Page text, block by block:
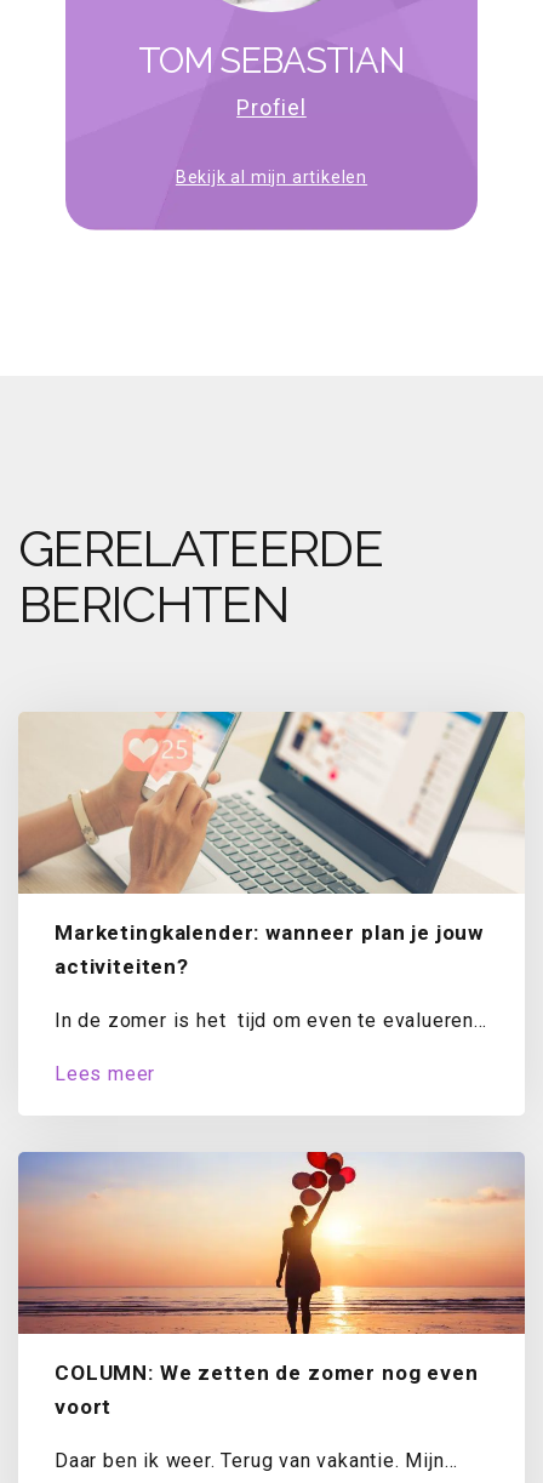
TOM SEBASTIAN
Profiel
Bekijk al mijn artikelen
GERELATEERDE
BERICHTEN
Marketingkalender: wanneer plan je jouw
activiteiten?
In de zomer is het tijd om even te evalueren.
Lees meer
COLUMN: We zetten de zomer nog even
voort
Daar ben ik weer. Terug van vakantie. Mijn